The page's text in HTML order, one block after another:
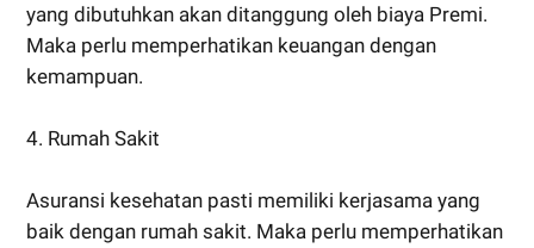
yang dibutuhkan akan ditanggung oleh biaya Premi.
Maka perlu memperhatikan keuangan dengan
kemampuan.
4. Rumah Sakit
Asuransi kesehatan pasti memiliki kerjasama yang
baik dengan rumah sakit. Maka perlu memperhatikan